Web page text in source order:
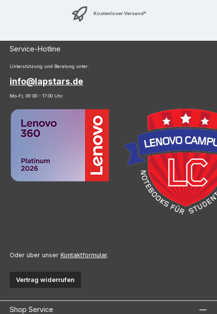
Kostenloser Versand*
Service-Hotline
Unterstützung und Beratung unter:
info@lapstars.de
Mo-Fr, 09:00 - 17:00 Uhr
Oder über unser Kontaktformular.
Vertrag widerrufen
Shop Service